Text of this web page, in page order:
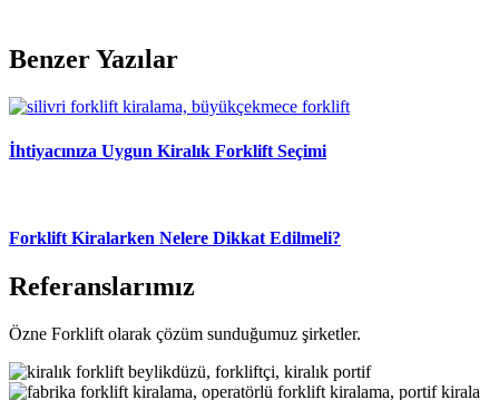
Benzer Yazılar
İhtiyacınıza Uygun Kiralık Forklift Seçimi
Forklift Kiralarken Nelere Dikkat Edilmeli?
Referanslarımız
Özne Forklift olarak çözüm sunduğumuz şirketler.